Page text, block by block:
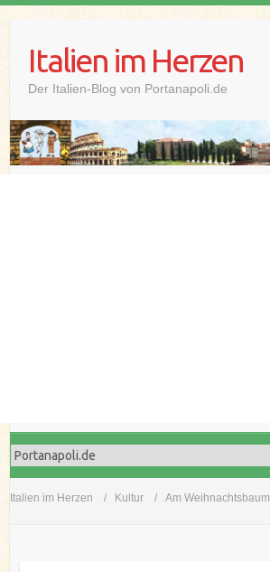
contentItalien im Herzen
Der Italien-Blog von Portanapoli.de
Italien im Herzen Kultur Am